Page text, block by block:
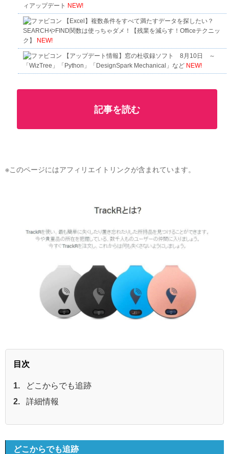
ィアップデート NEW!
【Excel】複数条件をすべて満たすデータを探したい？
SEARCHやFIND関数は使っちゃダメ！【残業を減らす！Officeテクニッ
ク】
NEW!
【アップデート情報】窓の杜収録ソフト 8月10日 ～
「WizTree」「Python」「DesignSpark Mechanical」など NEW!
記事を読む
※このページにはアフィリエイトリンクが含まれています。
目次
どこからでも追跡
詳細情報
どこからでも追跡